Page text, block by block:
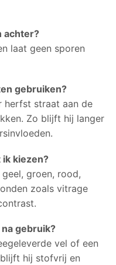
achter?
laat geen sporen
gebruiken?
herfst straat aan de
Zo blijft hij langer
kiezen?
groen, rood,
zoals vitrage
gebruik?
vel of een
hij stofvrij en